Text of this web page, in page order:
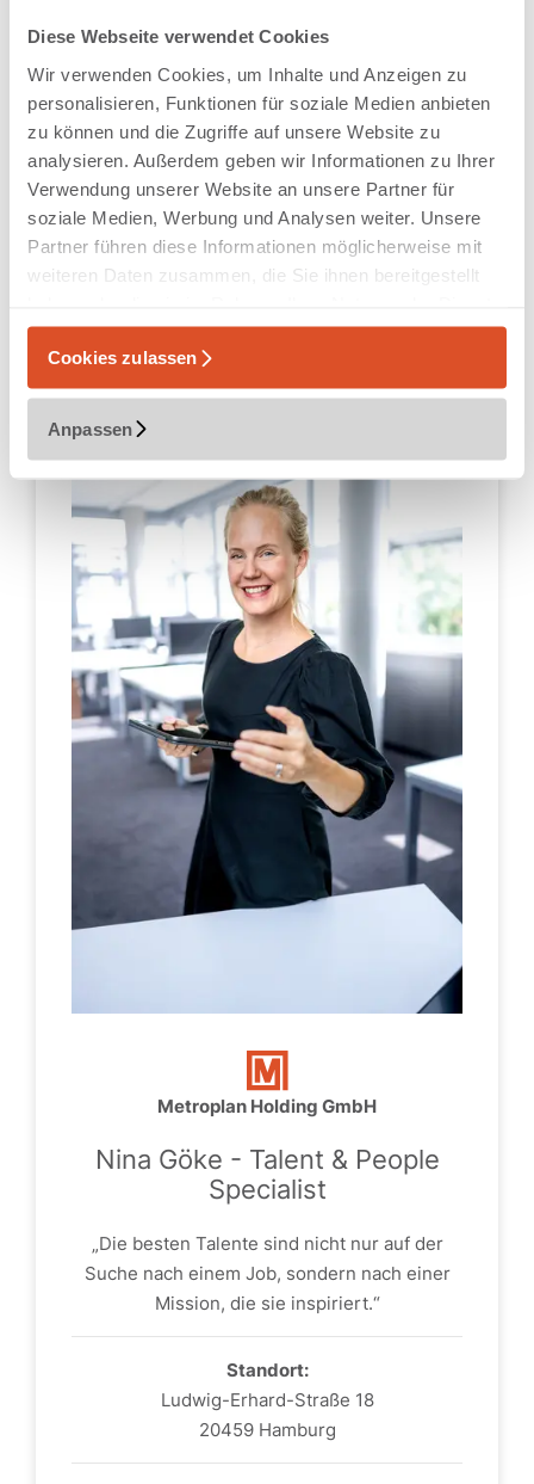
Diese Webseite verwendet Cookies
Wir verwenden Cookies, um Inhalte und Anzeigen zu
personalisieren, Funktionen für soziale Medien anbieten
zu können und die Zugriffe auf unsere Website zu
analysieren. Außerdem geben wir Informationen zu Ihrer
Verwendung unserer Website an unsere Partner für
soziale Medien, Werbung und Analysen weiter. Unsere
Partner führen diese Informationen möglicherweise mit
weiteren Daten zusammen, die Sie ihnen bereitgestellt
gesammelt haben.
Cookies zulassen
Anpassen
Interessiert?
Bewirb dich gerne, auch wenn du nicht alle Kriterien
erfüllst. Wir freuen uns über vielfältige Bewerber.
Nutze die Gelegenheit, wertvolle Praxiserfahrungen
zu sammeln und dein Wissen in derLogistikplanung
zu vertiefen. Wir freuen uns auf deine Bewerbung!
Sollte Dein Profil nicht alle Kriterien erfüllen, bewirb
vielfältige Bewerber*innen.
Metroplan Holding GmbH
Nina Göke - Talent & People
Specialist
„Die besten Talente sind nicht nur auf der
Suche nach einem Job, sondern nach einer
Mission, die sie inspiriert.“
Standort:
Ludwig-Erhard-Straße 18
20459 Hamburg